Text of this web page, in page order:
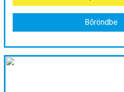
Bőröndbe
Bőröndbe
Az olasz